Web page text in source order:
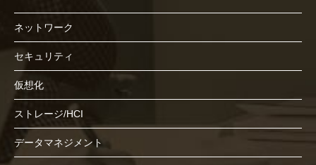
ネットワーク
セキュリティ
仮想化
ストレージ/HCI
データマネジメント